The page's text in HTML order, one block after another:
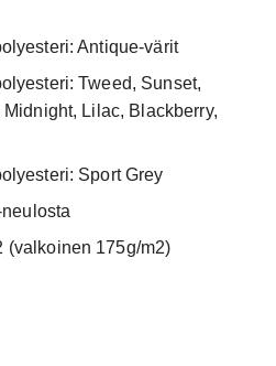
Antique-värit
Tweed, Sunset,
Lilac, Blackberry,
Sport Grey
(valkoinen 175g/m2)